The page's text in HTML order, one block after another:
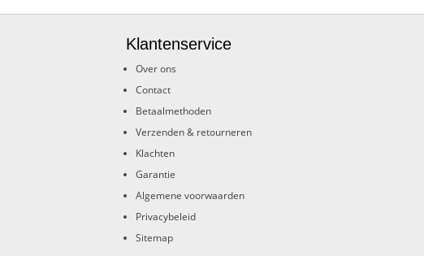
Klantenservice
Over ons
Contact
Betaalmethoden
Verzenden & retourneren
Klachten
Garantie
Algemene voorwaarden
Privacybeleid
Sitemap